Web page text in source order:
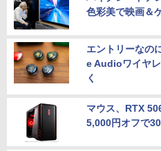
色彩美で映画＆
エントリーなの
e Audioワイヤ
く
マウス、RTX
5,000円オフで30